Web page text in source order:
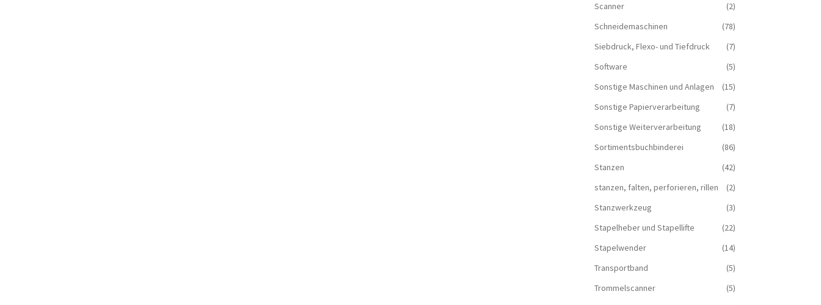
Scanner
(2)
Schneidemaschinen
(78)
Siebdruck, Flexo- und Tiefdruck
(7)
Software
(5)
Sonstige Maschinen und Anlagen
(15)
Sonstige Papierverarbeitung
(7)
Sonstige Weiterverarbeitung
(18)
Sortimentsbuchbinderei
(86)
Stanzen
(42)
stanzen, falten, perforieren, rillen
(2)
Stanzwerkzeug
(3)
Stapelheber und Stapellifte
(22)
Stapelwender
(14)
Transportband
(5)
Trommelscanner
(5)